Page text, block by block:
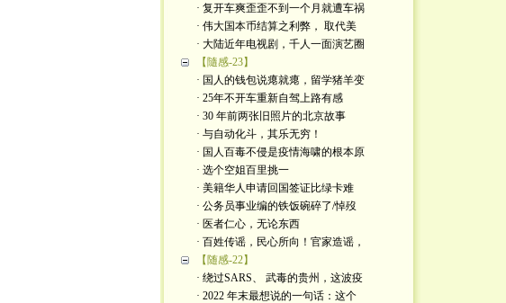
· 复开车爽歪歪不到一个月就遭车祸
· 伟大国本币结算之利弊， 取代美
· 大陆近年电视剧，千人一面演艺圈
【隨感-23】
· 国人的钱包说瘪就瘪，留学猪羊变
· 25年不开车重新自驾上路有感
· 30 年前两张旧照片的北京故事
· 与自动化斗，其乐无穷！
· 国人百毒不侵是疫情海啸的根本原
· 选个空姐百里挑一
· 美籍华人申请回国签证比绿卡难
· 公务员事业编的铁饭碗碎了/悼歿
· 医者仁心，无论东西
· 百姓传谣，民心所向！官家造谣，
【随感-22】
· 绕过SARS、 武毒的贵州，这波疫
· 2022 年末最想说的一句话：这个